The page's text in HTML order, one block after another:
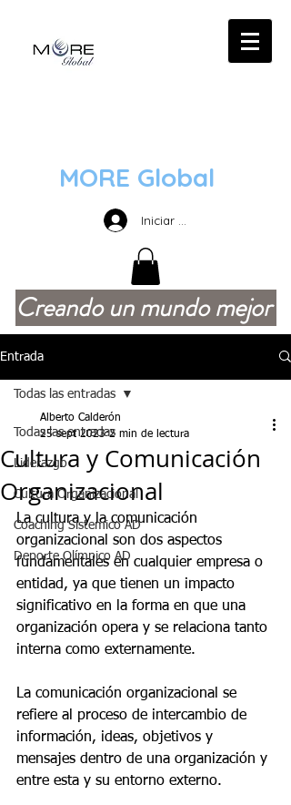
MORE Global
Iniciar sesión
Creando un mundo mejor
Entrada
Todas las entradas
Liderazgo
Cultura Organizacional
Coaching Sistemico AD
Deporte Olímpico AD
Todas las entradas
Cultura y Comunicación
Organizacional
Alberto Calderón
25 sept 2023 2 min de lectura
La cultura y la comunicación
organizacional son dos aspectos
fundamentales en cualquier empresa o
entidad, ya que tienen un impacto
significativo en la forma en que una
organización opera y se relaciona tanto
interna como externamente.
La comunicación organizacional se
refiere al proceso de intercambio de
información, ideas, objetivos y
mensajes dentro de una organización y
entre esta y su entorno externo.